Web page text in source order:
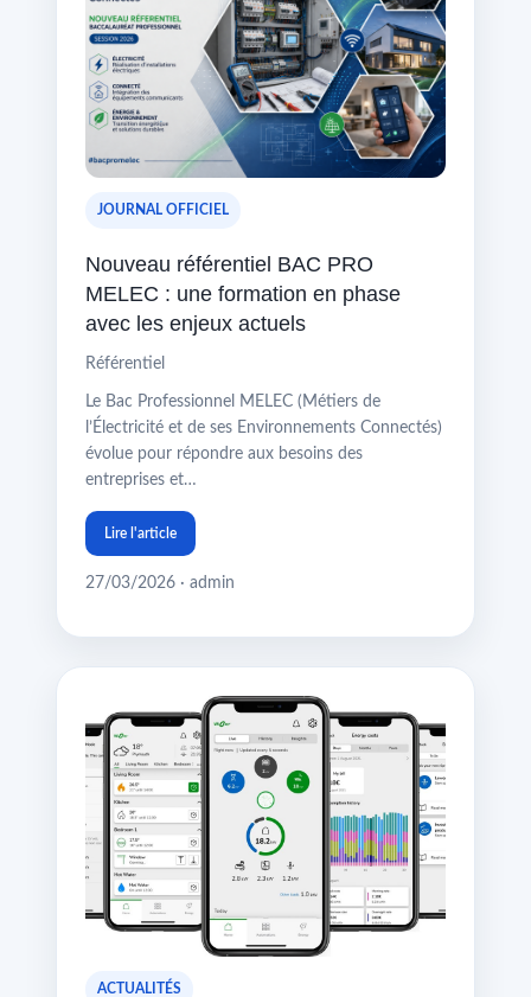
JOURNAL OFFICIEL
Nouveau référentiel BAC PRO
MELEC : une formation en phase
avec les enjeux actuels
Référentiel
Le Bac Professionnel MELEC (Métiers de
l’Électricité et de ses Environnements Connectés)
évolue pour répondre aux besoins des
entreprises et…
Lire l'article
27/03/2026 · admin
ACTUALITÉS